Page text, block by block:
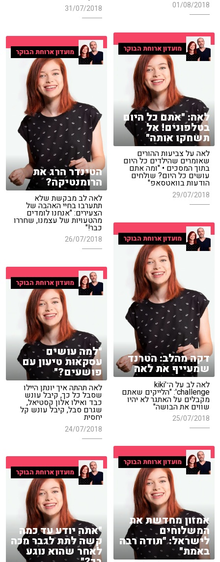
01/08/2018
31/07/2018
מועדון ארוחת הבוקר
לאה: "אתם כל היום
בטלפונים! אל
תשחקו אותה"
לאה על צביעות ההורים
שאומרים שהילדים כל היום
בתוך המסכים • "ומה אתם
עושים כל היום? שולחים
הודעות בוואטסאפ"
29/07/2018
מועדון ארוחת הבוקר
הטינדר הרג את
הרומנטיקה?
לאה לב מבקשת שלא
תתערבו בחיי האהבה של
הצעירים: "אנחנו לומדים
מהטעויות של עצמנו, שחררו
כבר!"
26/07/2018 מועדון ארוחת הבוקר
דקה מהלב: הטרנד
שמעייף את לאה
לאה לב על ה־'kiki
challenge': "הלייקים שאתם
מקבלים על האתגר לא יהיו
שווים את הבושה"
25/07/2018
מועדון ארוחת הבוקר
"למה עושים
עסקאות טיעון עם
פושעים?"
לאה תהתה איך יונתן היילו
שסבל כל כך, קיבל עונש
כבד ואילו אלון קסטיאל,
שגרם סבל, קיבל עונש קל
יחסית
24/07/2018
מועדון ארוחת הבוקר
אמזון מחדשת את
המשלוחים
לישראל: "תודה רבה
באמת"
מועדון ארוחת הבוקר
"אתה יודע עד כמה
קשה לתת לגבר מכה
לאחר שהוא נוגע